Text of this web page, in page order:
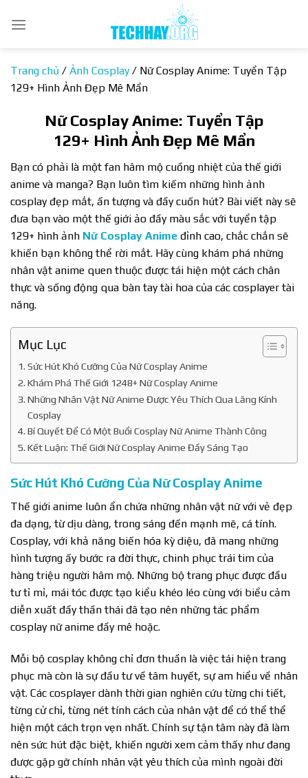
qua
Trang chủ / Ảnh Cosplay/ Nữ Cosplay Anime: Tuyển Tập
129+ Hình Ảnh Đẹp Mê Mẩn
Nữ Cosplay Anime: Tuyển Tập
129+ Hình Ảnh Đẹp Mê Mẩn
Bạn có phải là một fan hâm mộ cuồng nhiệt của thế giới
anime và manga? Bạn luôn tìm kiếm những hình ảnh
cosplay đẹp mắt, ấn tượng và đầy cuốn hút? Bài viết này sẽ
đưa bạn vào một thế giới ảo đầy màu sắc với tuyển tập
129+ hình ảnh Nữ Cosplay Anime đỉnh cao, chắc chắn sẽ
khiến bạn không thể rời mắt. Hãy cùng khám phá những
nhân vật anime quen thuộc được tái hiện một cách chân
thực và sống động qua bàn tay tài hoa của các cosplayer tài
năng.
Mục Lục
Sức Hút Khó Cưỡng Của Nữ Cosplay Anime
Khám Phá Thế Giới 1248+ Nữ Cosplay Anime
Những Nhân Vật Nữ Anime Được Yêu Thích Qua Lăng Kính
Cosplay
Bí Quyết Để Có Một Buổi Cosplay Nữ Anime Thành Công
Kết Luận: Thế Giới Nữ Cosplay Anime Đầy Sáng Tạo
Sức Hút Khó Cưỡng Của Nữ Cosplay Anime
Thế giới anime luôn ẩn chứa những nhân vật nữ với vẻ đẹp
đa dạng, từ dịu dàng, trong sáng đến mạnh mẽ, cá tính.
Cosplay, với khả năng biến hóa kỳ diệu, đã mang những
hình tượng ấy bước ra đời thực, chinh phục trái tim của
hàng triệu người hâm mộ. Những bộ trang phục được đầu
tư tỉ mỉ, mái tóc được tạo kiểu khéo léo cùng với biểu cảm
diễn xuất đầy thần thái đã tạo nên những tác phẩm
cosplay nữ anime đầy mê hoặc.
Mỗi bộ cosplay không chỉ đơn thuần là việc tái hiện trang
phục mà còn là sự đầu tư về tâm huyết, sự am hiểu về nhân
vật. Các cosplayer dành thời gian nghiên cứu từng chi tiết,
từng cử chỉ, từng nét tính cách của nhân vật để có thể thể
hiện một cách trọn vẹn nhất. Chính sự tận tâm này đã làm
nên sức hút đặc biệt, khiến người xem cảm thấy như đang
được gặp gỡ chính nhân vật yêu thích của mình ngoài đời